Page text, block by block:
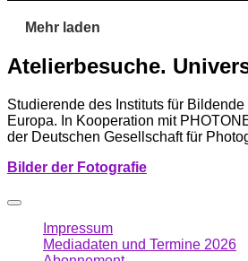
Mehr laden
Atelierbesuche.
Studierende des Instituts für
Europa. In Kooperation mit
der Deutschen Gesellschaft für
Bilder der Fotografie
Impressum
Mediadaten und Termine 2026